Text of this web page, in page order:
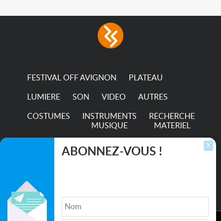
FESTIVAL OFF AVIGNON PLATEAU
LUMIERE SON VIDEO AUTRES
COSTUMES
INSTRUMENTS
MUSIQUE
RECHERCHE
MATERIEL
TRANSPORTS X
ABONNEZ-VOUS !